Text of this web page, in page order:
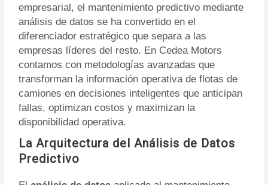
empresarial, el mantenimiento predictivo mediante
análisis de datos se ha convertido en el
diferenciador estratégico que separa a las
empresas líderes del resto. En Cedea Motors
contamos con metodologías avanzadas que
transforman la información operativa de flotas de
camiones en decisiones inteligentes que anticipan
fallas, optimizan costos y maximizan la
disponibilidad operativa.
La Arquitectura del Análisis de Datos
Predictivo